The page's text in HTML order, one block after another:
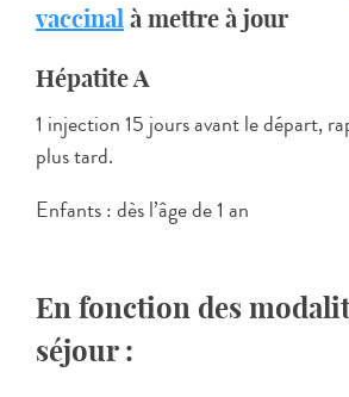
vaccinal à mettre à jour
Hépatite A
1 injection 15 jours avant le départ,
plus tard.
Enfants : dès l’âge de 1 an
En fonction des
séjour :